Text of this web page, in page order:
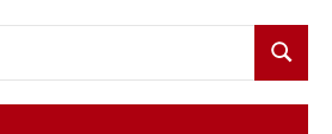
Buscar